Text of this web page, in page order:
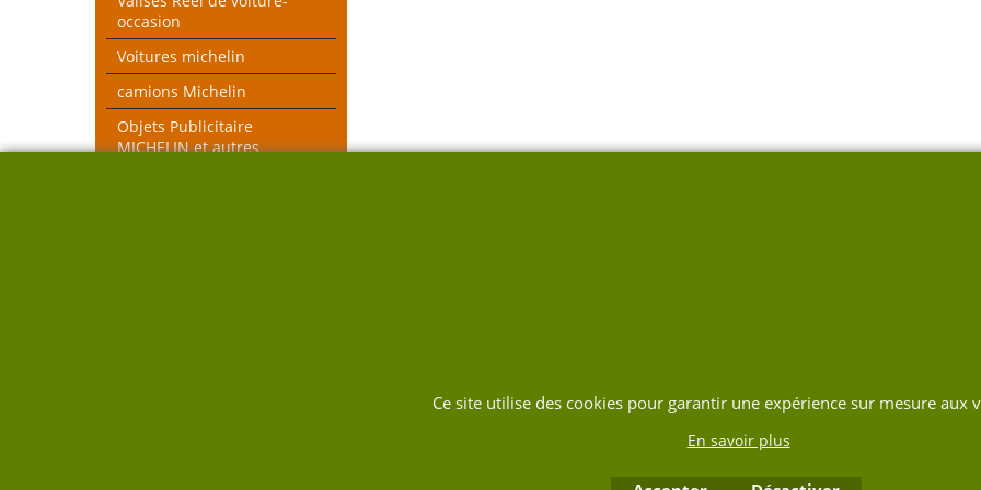
occasion
Voitures michelin
camions Michelin
Objets Publicitaire
MICHELIN et autres
Ce site utilise des cookies pour garantir une expérience sur mesure aux
En savoir plus